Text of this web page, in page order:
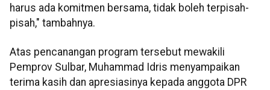
harus ada komitmen bersama, tidak boleh terpisah-
pisah," tambahnya.
Atas pencanangan program tersebut mewakili
Pemprov Sulbar, Muhammad Idris menyampaikan
terima kasih dan apresiasinya kepada anggota DPR